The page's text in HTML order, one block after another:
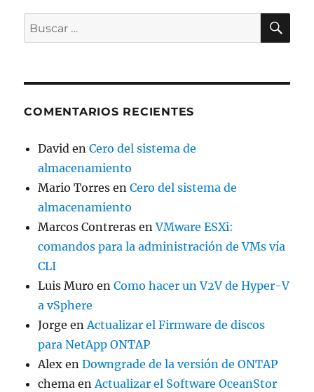
Buscar
por:
COMENTARIOS RECIENTES
David enCero del sistema de
almacenamiento
Mario Torres enCero del sistema de
almacenamiento
Marcos Contreras enVMware ESXi:
comandos para la administración de VMs vía
CLI
Luis Muro enComo hacer un V2V de Hyper-V
a vSphere
Jorge enActualizar el Firmware de discos
para NetApp ONTAP
Alex enDowngrade de la versión de ONTAP
chema enActualizar el Software OceanStor